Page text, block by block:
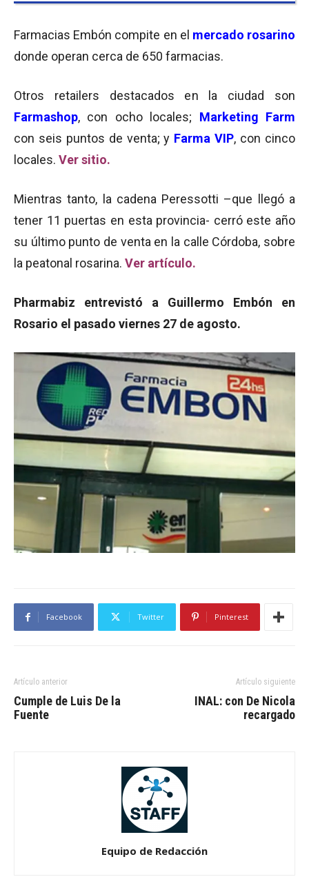
Farmacias Embón compite en el mercado rosarino
donde operan cerca de 650 farmacias.
Otros retailers destacados en la ciudad son
Farmashop, con ocho locales; Marketing Farm
con seis puntos de venta; y Farma VIP, con cinco
locales. Ver sitio.
Mientras tanto, la cadena Peressotti –que llegó a
tener 11 puertas en esta provincia- cerró este año
su último punto de venta en la calle Córdoba, sobre
la peatonal rosarina. Ver artículo.
Pharmabiz entrevistó a Guillermo Embón en
Rosario el pasado viernes 27 de agosto.
Facebook Twitter Pinterest
Artículo anterior
Cumple de Luis De la
Fuente
Artículo siguiente
INAL: con De Nicola
recargado
Equipo de Redacción